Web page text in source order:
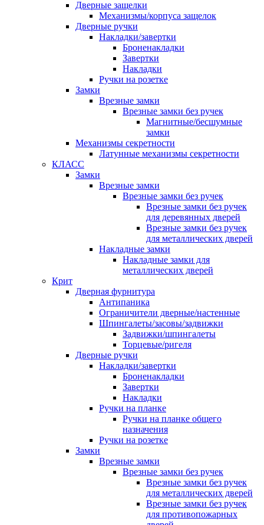
Дверные защелки
Механизмы/корпуса защелок
Дверные ручки
Накладки/завертки
Броненакладки
Завертки
Накладки
Ручки на розетке
Замки
Врезные замки
Врезные замки без ручек
Магнитные/бесшумные
замки
Механизмы секретности
Латунные механизмы секретности
КЛАСС
Замки
Врезные замки
Врезные замки без ручек
Врезные замки без ручек
для деревянных дверей
Врезные замки без ручек
для металлических дверей
Накладные замки
Накладные замки для
металлических дверей
Крит
Дверная фурнитура
Антипаника
Ограничители дверные/настенные
Шпингалеты/засовы/задвижки
Задвижки/шпингалеты
Торцевые/ригеля
Дверные ручки
Накладки/завертки
Броненакладки
Завертки
Накладки
Ручки на планке
Ручки на планке общего
назначения
Ручки на розетке
Замки
Врезные замки
Врезные замки без ручек
Врезные замки без ручек
для металлических дверей
Врезные замки без ручек
для противопожарных